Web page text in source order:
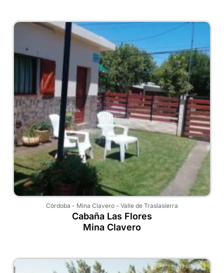
Córdoba - Mina Clavero - Valle de Traslasierra
Cabaña Las Flores
Mina Clavero